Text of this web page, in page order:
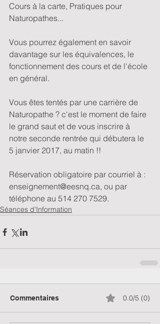
Cours à la carte, Pratiques pour
Naturopathes...
Vous pourrez également en savoir
davantage sur les équivalences, le
fonctionnement des cours et de l'école
en général.
Vous êtes tentés par une carrière de
Naturopathe ? c'est le moment de faire
le grand saut et de vous inscrire à
notre seconde rentrée qui débutera le
5 janvier 2017, au matin !!
Réservation obligatoire par courriel à :
enseignement@eesnq.ca, ou par
téléphone au 514 270 7529.
Séances d'Information
Commentaires 0.0/5 (0)